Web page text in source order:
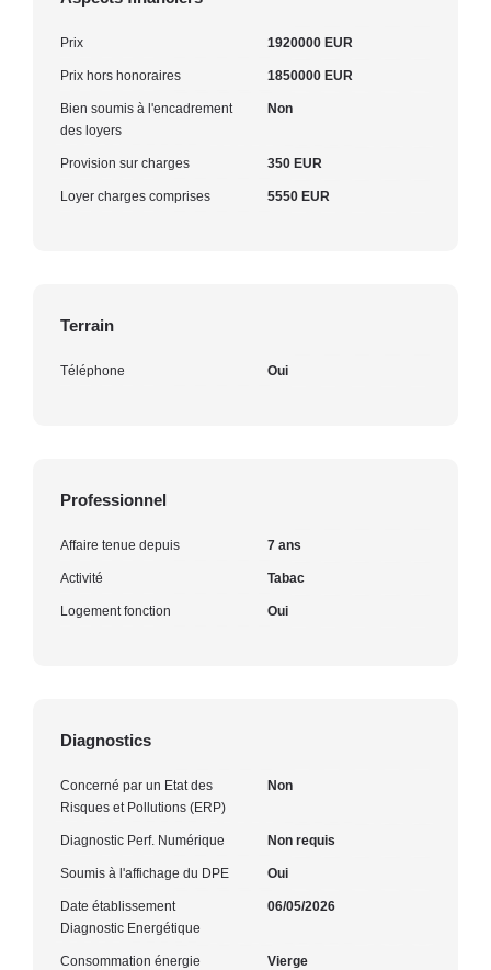
Prix 1920000 EUR
Prix hors honoraires 1850000 EUR
Bien soumis à l'encadrement
des loyers
Non
Provision sur charges 350 EUR
Loyer charges comprises 5550 EUR
Terrain
Téléphone Oui
Professionnel
Affaire tenue depuis 7 ans
Activité Tabac
Logement fonction Oui
Diagnostics
Concerné par un Etat des
Risques et Pollutions (ERP)
Non
Diagnostic Perf. Numérique Non requis
Soumis à l'affichage du DPE Oui
Date établissement
Diagnostic Energétique
06/05/2026
Consommation énergie Vierge